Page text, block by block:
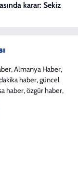
karar: Sekiz
Almanya Haber,
haber, güncel
haber, özgür haber,